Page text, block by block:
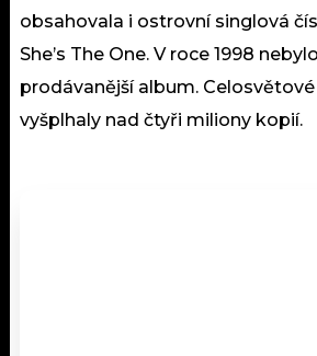
obsahovala i ostrovní singlová
She’s The One. V roce 1998
prodávanější album.
vyšplhaly nad čtyři miliony kopií.